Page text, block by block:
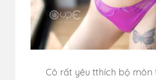
Cô rất yêu tthích bộ môn